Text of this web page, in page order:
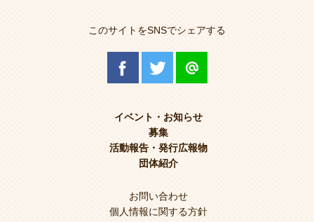
このサイトをSNSでシェアする
イベント・お知らせ
募集
活動報告・発行広報物
団体紹介
お問い合わせ
個人情報に関する方針